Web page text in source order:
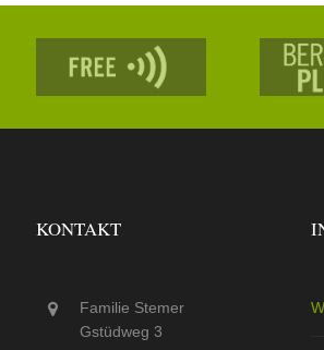
KONTAKT
Familie Stemer
Gstüdweg 3